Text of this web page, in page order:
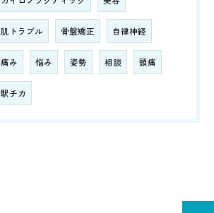
肌トラブル 骨盤矯正 自律神経
痛み 悩み 姿勢 相談 頭痛
駅チカ